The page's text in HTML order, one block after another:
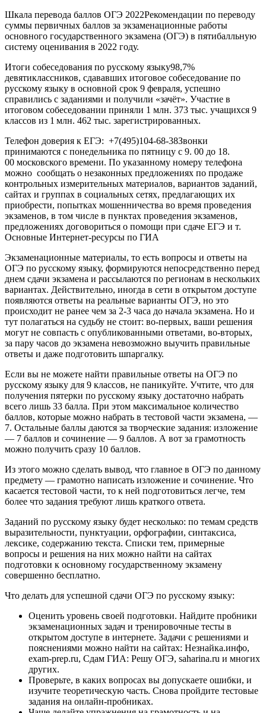
Шкала перевода баллов ОГЭ 2022Рекомендации по переводу
суммы первичных баллов за экзаменационные работы
основного государственного экзамена (ОГЭ) в пятибалльную
систему оценивания в 2022 году.
Итоги собеседования по русскому языку98,7%
девятиклассников, сдававших итоговое собеседование по
русскому языку в основной срок 9 февраля, успешно
справились с заданиями и получили «зачёт». Участие в
итоговом собеседовании приняли 1 млн. 373 тыс. учащихся 9
классов из 1 млн. 462 тыс. зарегистрированных.
Телефон доверия к ЕГЭ: +7(495)104-68-38Звонки
принимаются с понедельника по пятницу с 9. 00 до 18.
00 московского времени. По указанному номеру телефона
можно сообщать о незаконных предложениях по продаже
контрольных измерительных материалов, вариантов заданий,
сайтах и группах в социальных сетях, предлагающих их
приобрести, попытках мошенничества во время проведения
экзаменов, в том числе в пунктах проведения экзаменов,
предложениях договориться о помощи при сдаче ЕГЭ и т.
Основные Интернет-ресурсы по ГИА
Экзаменационные материалы, то есть вопросы и ответы на
ОГЭ по русскому языку, формируются непосредственно перед
днем сдачи экзамена и рассылаются по регионам в нескольких
вариантах. Действительно, иногда в сети в открытом доступе
появляются ответы на реальные варианты ОГЭ, но это
происходит не ранее чем за 2-3 часа до начала экзамена. Но и
тут полагаться на судьбу не стоит: во-первых, ваши решения
могут не совпасть с опубликованными ответами, во-вторых,
за пару часов до экзамена невозможно выучить правильные
ответы и даже подготовить шпаргалку.
Если вы не можете найти правильные ответы на ОГЭ по
русскому языку для 9 классов, не паникуйте. Учтите, что для
получения пятерки по русскому языку достаточно набрать
всего лишь 33 балла. При этом максимальное количество
баллов, которые можно набрать в тестовой части экзамена, —
7. Остальные баллы даются за творческие задания: изложение
— 7 баллов и сочинение — 9 баллов. А вот за грамотность
можно получить сразу 10 баллов.
Из этого можно сделать вывод, что главное в ОГЭ по данному
предмету — грамотно написать изложение и сочинение. Что
касается тестовой части, то к ней подготовиться легче, тем
более что задания требуют лишь краткого ответа.
Заданий по русскому языку будет несколько: по темам средств
выразительности, пунктуации, орфографии, синтаксиса,
лексике, содержанию текста. Списки тем, примерные
вопросы и решения на них можно найти на сайтах
подготовки к основному государственному экзамену
совершенно бесплатно.
Что делать для успешной сдачи ОГЭ по русскому языку:
Оценить уровень своей подготовки. Найдите пробники
экзаменационных задач и тренировочные тесты в
открытом доступе в интернете. Задачи с решениями и
пояснениями можно найти на сайтах: Незнайка.инфо,
exam-prep.ru, Сдам ГИА: Решу ОГЭ, saharina.ru и многих
других.
Проверьте, в каких вопросах вы допускаете ошибки, и
изучите теоретическую часть. Снова пройдите тестовые
задания на онлайн-пробниках.